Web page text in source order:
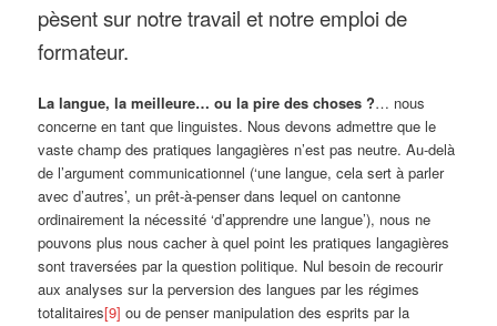
pèsent sur notre travail et notre emploi de
formateur.
La langue, la meilleure… ou la pire des choses ?… nous
concerne en tant que linguistes. Nous devons admettre que le
vaste champ des pratiques langagières n’est pas neutre. Au-delà
de l’argument communicationnel (‘une langue, cela sert à parler
avec d’autres’, un prêt-à-penser dans lequel on cantonne
ordinairement la nécessité ‘d’apprendre une langue’), nous ne
pouvons plus nous cacher à quel point les pratiques langagières
sont traversées par la question politique. Nul besoin de recourir
aux analyses sur la perversion des langues par les régimes
totalitaires[9] ou de penser manipulation des esprits par la